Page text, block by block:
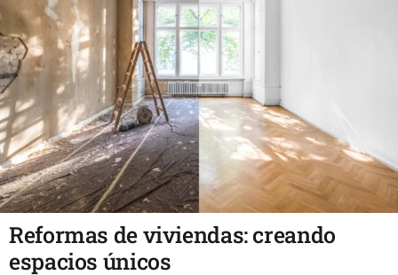
Reformas de viviendas: creando
espacios únicos